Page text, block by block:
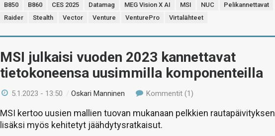
B850 B860 CES 2025 Datamag MEG Vision X AI MSI NUC
Pelikannettavat
Raider
Stealth Vector Venture VenturePro Virtalähteet
MSI julkaisi vuoden 2023 kannettavat
tietokoneensa uusimmilla komponenteilla
5.1.2023 - 13:50 /Oskari Manninen Kommentit (1)
MSI kertoo uusien mallien tuovan mukanaan pelkkien rautapäivityksen
lisäksi myös kehitetyt jäähdytysratkaisut.